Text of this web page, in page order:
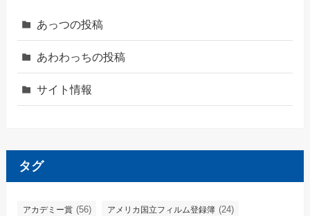
あっつの投稿
あわわっちの投稿
サイト情報
タグ
アカデミー賞 (56) アメリカ国立フィルム登録簿 (24)